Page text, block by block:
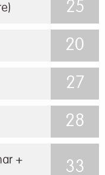
25
20
27
28
+
33